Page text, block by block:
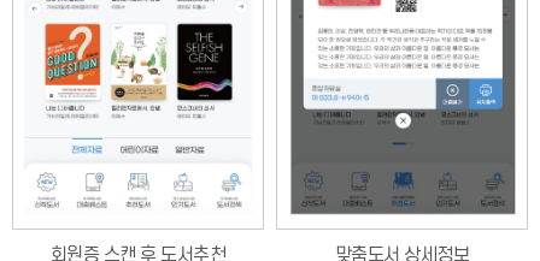
회원증 스캔 후 도서추천 맞춤도서 상세정보